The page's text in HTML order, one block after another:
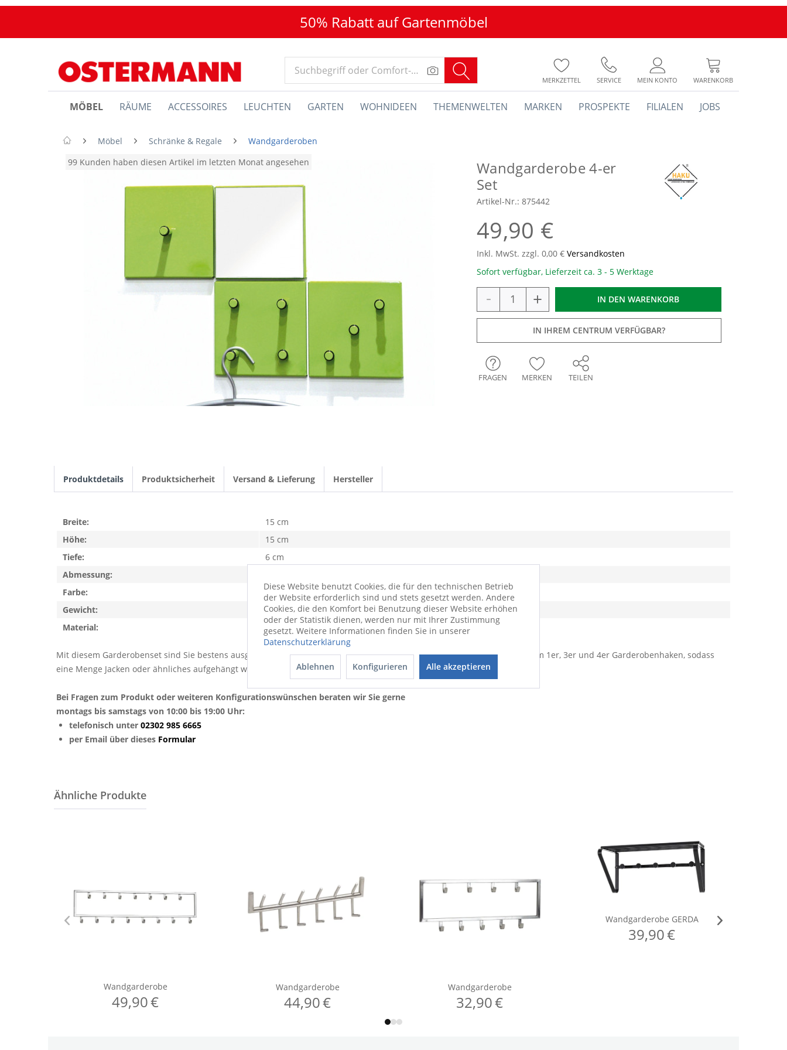
50% Rabatt auf Gartenmöbel
MERKZETTEL SERVICE MEIN KONTO WARENKORB
MÖBEL RÄUME ACCESSOIRES LEUCHTEN GARTEN WOHNIDEEN THEMENWELTEN MARKEN PROSPEKTE FILIALEN JOBS
Möbel Schränke & Regale
Wandgarderoben
99 Kunden haben diesen Artikel im letzten Monat angesehen
Wandgarderobe 4-er
Set
Artikel-Nr.: 875442
49,90 €
Inkl. MwSt. zzgl. 0,00 € Versandkosten
Sofort verfügbar, Lieferzeit ca. 3 - 5 Werktage
- + IN DEN WARENKORB
IN IHREM CENTRUM VERFÜGBAR?
FRAGEN MERKEN TEILEN
Produktdetails Produktsicherheit Versand & Lieferung Hersteller
Mit diesem Garderobenset sind Sie bestens ausgerüstet. Dieses vierteilige Set besteht aus einem Wandspiegel sowie einem 1er, 3er und 4er Garderobenhaken, sodass
eine Menge Jacken oder ähnliches aufgehängt werden kann. Sämtliche Elemente sind aus grün lackiertem Metall gefertigt.
Bei Fragen zum Produkt oder weiteren Konfigurationswünschen beraten wir Sie gerne
montags bis samstags von 10:00 bis 19:00 Uhr:
telefonisch unter 02302 985 6665
per Email über dieses Formular
Breite:
15 cm
Höhe:
15 cm
Tiefe:
6 cm
Abmessung:
Farbe:
grün
Gewicht:
1,62 kg
Material:
Metall
Diese Website benutzt Cookies, die für den technischen Betrieb
der Website erforderlich sind und stets gesetzt werden. Andere
Cookies, die den Komfort bei Benutzung dieser Website erhöhen
oder der Statistik dienen, werden nur mit Ihrer Zustimmung
gesetzt. Weitere Informationen finden Sie in unserer
Datenschutzerklärung
Ablehnen Konfigurieren Alle akzeptieren